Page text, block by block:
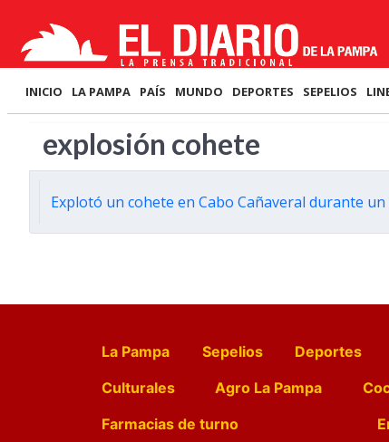
INICIO LA PAMPA PAÍS MUNDO DEPORTES SEPELIOS
explosión cohete
Explotó un cohete en Cabo Cañaveral durante
La Pampa Sepelios Deportes
Culturales
Agro La Pampa
Farmacias de turno